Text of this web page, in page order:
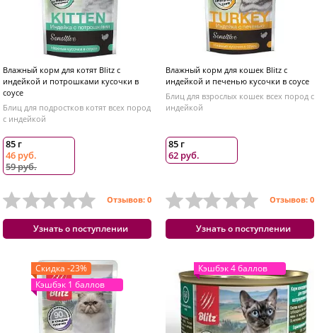
Влажный корм для котят Blitz с
индейкой и потрошками кусочки в
соусе
Блиц для подростков котят всех пород
с индейкой
85 г
46 руб.
59 руб.
Отзывов: 0
Узнать о поступлении
Влажный корм для кошек Blitz с
индейкой и печенью кусочки в соусе
Блиц для взрослых кошек всех пород с
индейкой
85 г
62 руб.
Отзывов: 0
Узнать о поступлении
Скидка -23%
Кэшбэк 1 баллов
Кэшбэк 4 баллов